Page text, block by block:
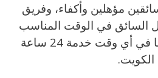
مؤهلين وأكفاء، وفريق
في الوقت المناسب
ويمكنك التواصل معنا في أي وقت خدمة 24 ساعة
الكويت.